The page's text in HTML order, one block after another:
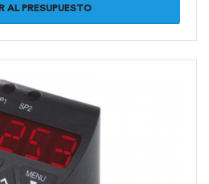
AL PRESUPUESTO